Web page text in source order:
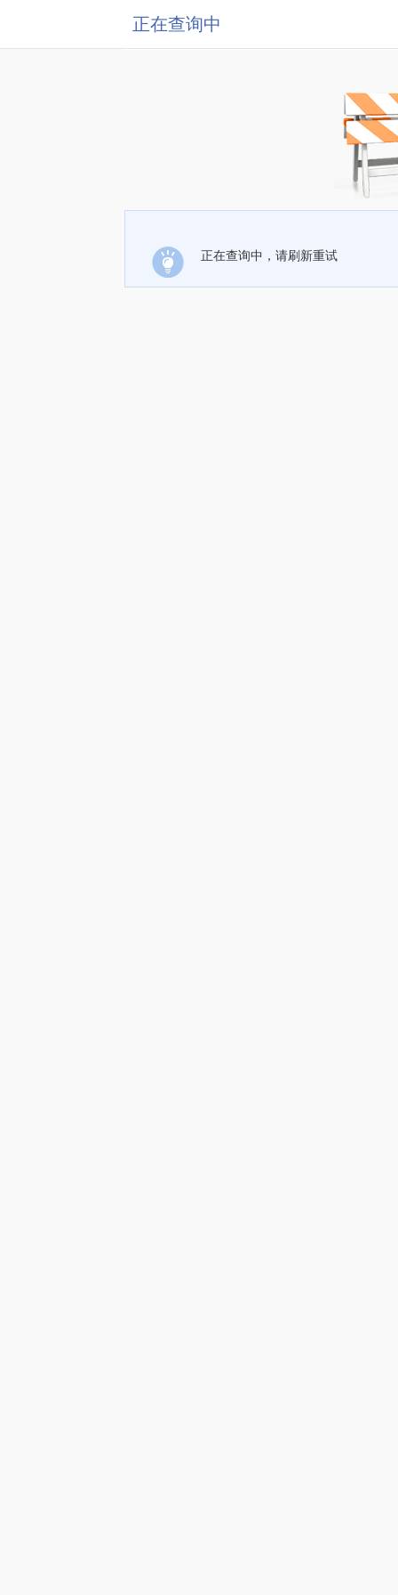
正在查询中
正在查询中，请刷新重试